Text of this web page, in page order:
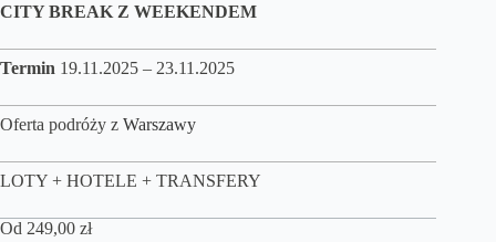
CITY BREAK Z WEEKENDEM
Termin 19.11.2025 – 23.11.2025
Oferta podróży z Warszawy
LOTY + HOTELE + TRANSFERY
Od 249,00 zł